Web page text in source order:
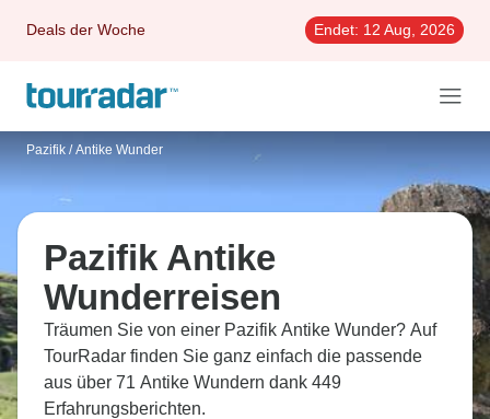
Deals der Woche Endet: 12 Aug, 2026
Pazifik / Antike Wunder
Pazifik Antike
Wunderreisen
Träumen Sie von einer Pazifik Antike Wunder? Auf
TourRadar finden Sie ganz einfach die passende
aus über 71 Antike Wundern dank 449
Erfahrungsberichten.